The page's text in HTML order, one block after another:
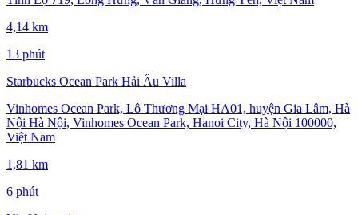
4,14 km
13 phút
Starbucks Ocean Park Hải Âu Villa
Vinhomes Ocean Park, Lô Thương Mại HA01, huyện Gia Lâm, Hà
Nội Hà Nội, Vinhomes Ocean Park, Hanoi City, Hà Nội 100000,
Việt Nam
1,81 km
6 phút